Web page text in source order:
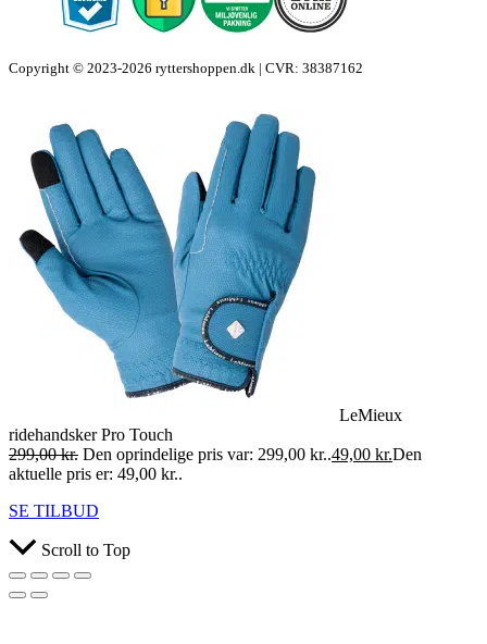
Copyright © 2023-2026 ryttershoppen.dk | CVR: 38387162
LeMieux
ridehandsker Pro Touch
299,00kr. Den oprindelige pris var: 299,00 kr..49,00 kr.Den
aktuelle pris er: 49,00 kr..
SE TILBUD
Scroll to Top